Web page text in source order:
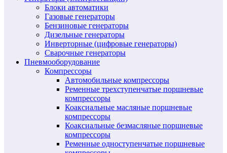
Блоки автоматики
Газовые генераторы
Бензиновые генераторы
Дизельные генераторы
Инверторные (цифровые генераторы)
Сварочные генераторы
Пневмооборудование
Компрессоры
Автомобильные компрессоры
Ременные трехступенчатые поршневые
компрессоры
Коаксиальные масляные поршневые
компрессоры
Коаксиальные безмасляные поршневые
компрессоры
Ременные одноступенчатые поршневые